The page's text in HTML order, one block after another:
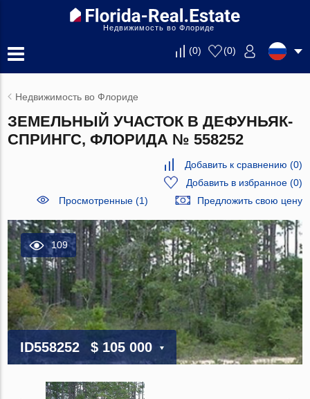
Недвижимость во Флориде
(0) (0)
Недвижимость во Флориде
ЗЕМЕЛЬНЫЙ УЧАСТОК В ДЕФУНЬЯК-
СПРИНГС, ФЛОРИДА № 558252
Добавить к сравнению (0)
Добавить в избранное(0)
Просмотренные (1)
Предложить свою цену
109
ID558252 $ 105 000